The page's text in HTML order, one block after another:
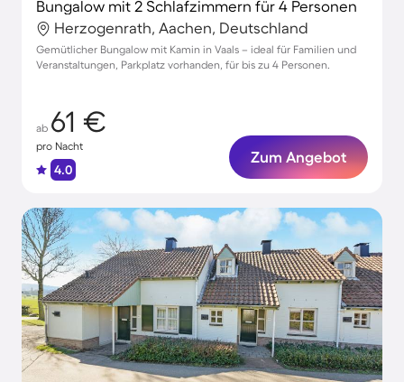
Bungalow mit 2 Schlafzimmern für 4 Personen
Herzogenrath, Aachen, Deutschland
Gemütlicher Bungalow mit Kamin in Vaals – ideal für Familien und
Veranstaltungen, Parkplatz vorhanden, für bis zu 4 Personen.
ab 61 €
pro Nacht
4.0
Zum Angebot